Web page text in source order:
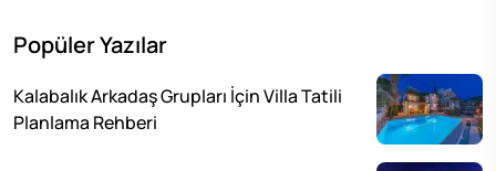
Popüler Yazılar
Kalabalık Arkadaş Grupları İçin Villa Tatili
Planlama Rehberi